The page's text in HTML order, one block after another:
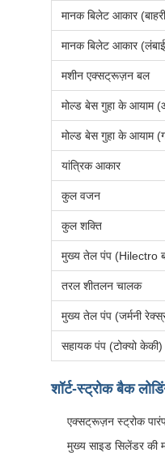
मानक बिलेट आकार
मानक बिलेट आकार
मशीन एक्सट्रूज़न बल
मोल्ड बेस गुहा के आयाम
मोल्ड बेस गुहा के आयाम
यांत्रिक आकार
कुल वजन
कुल शक्ति
मुख्य तेल पंप (Hilectro
तरल शीतलन चालक
मुख्य तेल पंप (जर्मनी
सहायक पंप (टोक्यो केकी)
शॉर्ट-स्ट्रोक बैक
एक्सट्रूज़न स्ट्रोक
मुख्य साइड सिलेंडर की